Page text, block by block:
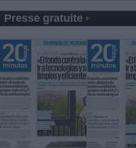
Presse gratuite